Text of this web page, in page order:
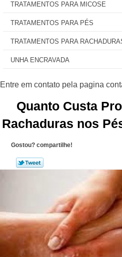
TRATAMENTOS PARA MICOSE
TRATAMENTOS PARA PÉS
TRATAMENTOS PARA
UNHA ENCRAVADA
Quanto Custa
Rachaduras nos
Gostou? compartilhe!